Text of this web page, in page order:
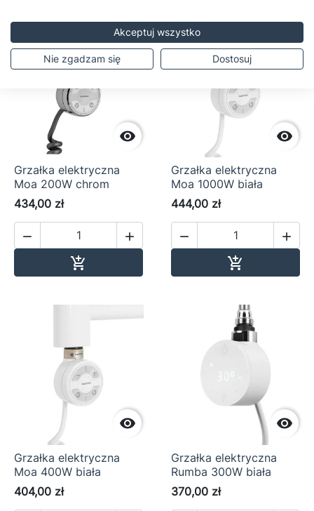

Grzałka elektryczna
Moa 200W chrom
434,00 zł
 


Grzałka elektryczna
Moa 1000W biała
444,00 zł
 


Grzałka elektryczna
Moa 400W biała
404,00 zł

Grzałka elektryczna
Rumba 300W biała
370,00 zł
Akceptuj wszystko
Nie zgadzam się Dostosuj